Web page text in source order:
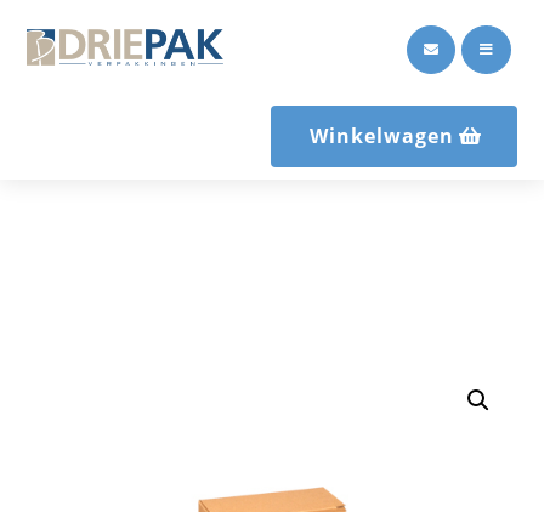
 
Winkelwagen